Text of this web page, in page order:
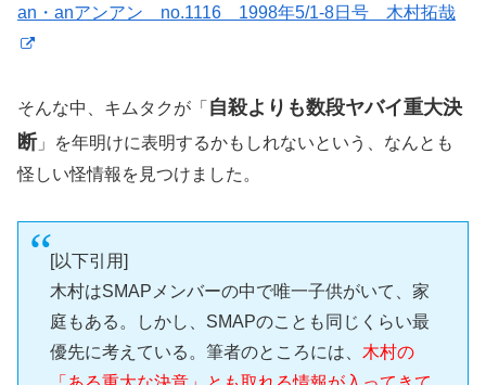
an・anアンアン no.1116 1998年5/1-8日号 木村拓哉
そんな中、キムタクが「 自殺よりも数段ヤバイ重大決
断」を年明けに表明するかもしれないという、なんとも
怪しい怪情報を見つけました。
[以下引用]
木村はSMAPメンバーの中で唯一子供がいて、家
庭もある。しかし、SMAPのことも同じくらい最
優先に考えている。筆者のところには、 木村の